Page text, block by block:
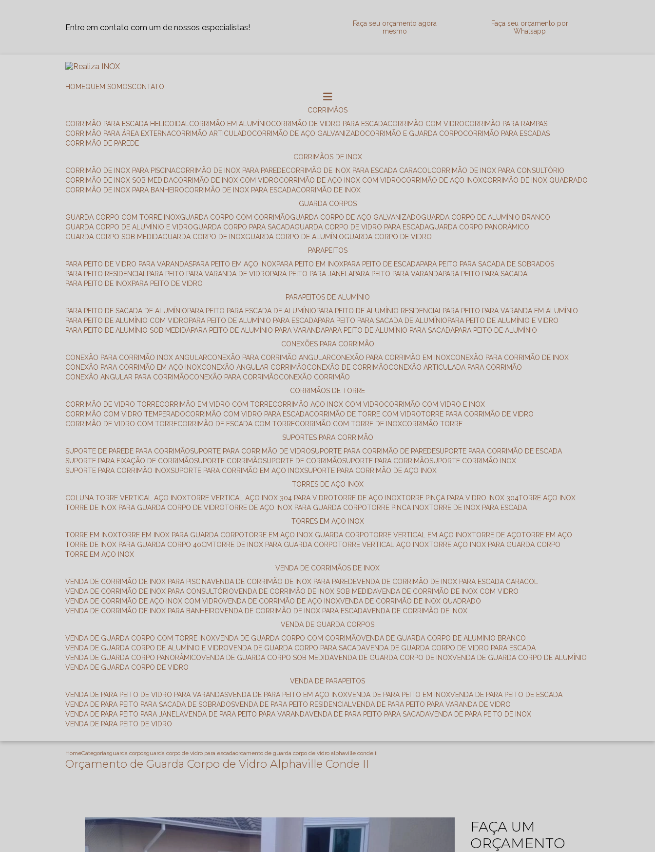
Entre em contato com um de nossos especialistas!
Faça seu orçamento agora
mesmo
Faça seu orçamento por
Whatsapp
HOME QUEM SOMOS CONTATO
CORRIMÃOS
CORRIMÃO PARA ESCADA HELICOIDAL
CORRIMÃO EM ALUMÍNIO CORRIMÃO DE VIDRO PARA ESCADA CORRIMÃO COM VIDRO
CORRIMÃO PARA RAMPAS
CORRIMÃO PARA ÁREA EXTERNA
CORRIMÃO ARTICULADO CORRIMÃO DE AÇO GALVANIZADO CORRIMÃO E GUARDA CORPO
CORRIMÃO PARA ESCADAS
CORRIMÃO DE PAREDE
CORRIMÃOS DE INOX
CORRIMÃO DE INOX PARA PISCINA
CORRIMÃO DE INOX PARA PAREDE CORRIMÃO DE INOX PARA ESCADA CARACOL
CORRIMÃO DE INOX PARA CONSULTÓRIO
CORRIMÃO DE INOX SOB MEDIDA
CORRIMÃO DE INOX COM VIDRO CORRIMÃO DE AÇO INOX COM VIDRO CORRIMÃO DE AÇO INOX
CORRIMÃO DE INOX QUADRADO
CORRIMÃO DE INOX PARA BANHEIRO
CORRIMÃO DE INOX PARA ESCADA
CORRIMÃO DE INOX
GUARDA CORPOS
GUARDA CORPO COM TORRE INOX
GUARDA CORPO COM CORRIMÃO GUARDA CORPO DE AÇO GALVANIZADO
GUARDA CORPO DE ALUMÍNIO BRANCO
GUARDA CORPO DE ALUMÍNIO E VIDRO
GUARDA CORPO PARA SACADA GUARDA CORPO DE VIDRO PARA ESCADA
GUARDA CORPO PANORÂMICO
GUARDA CORPO SOB MEDIDA
GUARDA CORPO DE INOX GUARDA CORPO DE ALUMÍNIO
GUARDA CORPO DE VIDRO
PARAPEITOS
PARA PEITO DE VIDRO PARA VARANDAS PARA PEITO EM AÇO INOX PARA PEITO EM INOX PARA PEITO DE ESCADA PARA PEITO PARA SACADA DE SOBRADOS
PARA PEITO RESIDENCIAL
PARA PEITO PARA VARANDA DE VIDRO PARA PEITO PARA JANELA PARA PEITO PARA VARANDA PARA PEITO PARA SACADA
PARA PEITO DE INOX PARA PEITO DE VIDRO
PARAPEITOS DE ALUMÍNIO
PARA PEITO DE SACADA DE ALUMÍNIO PARA PEITO PARA ESCADA DE ALUMÍNIO PARA PEITO DE ALUMÍNIO RESIDENCIAL
PARA PEITO PARA VARANDA EM ALUMÍNIO
PARA PEITO DE ALUMÍNIO COM VIDRO PARA PEITO DE ALUMÍNIO PARA ESCADA PARA PEITO PARA SACADA DE ALUMÍNIO PARA PEITO DE ALUMÍNIO E VIDRO
PARA PEITO DE ALUMÍNIO SOB MEDIDA PARA PEITO DE ALUMÍNIO PARA VARANDA PARA PEITO DE ALUMÍNIO PARA SACADA PARA PEITO DE ALUMÍNIO
CONEXÕES PARA CORRIMÃO
CONEXÃO PARA CORRIMÃO INOX ANGULAR
CONEXÃO PARA CORRIMÃO ANGULAR CONEXÃO PARA CORRIMÃO EM INOX
CONEXÃO PARA CORRIMÃO DE INOX
CONEXÃO PARA CORRIMÃO EM AÇO INOX
CONEXÃO ANGULAR CORRIMÃO CONEXÃO DE CORRIMÃO
CONEXÃO ARTICULADA PARA CORRIMÃO
CONEXÃO ANGULAR PARA CORRIMÃO
CONEXÃO PARA CORRIMÃO
CONEXÃO CORRIMÃO
CORRIMÃOS DE TORRE
CORRIMÃO DE VIDRO TORRE
CORRIMÃO EM VIDRO COM TORRE CORRIMÃO AÇO INOX COM VIDRO
CORRIMÃO COM VIDRO E INOX
CORRIMÃO COM VIDRO TEMPERADO
CORRIMÃO COM VIDRO PARA ESCADA CORRIMÃO DE TORRE COM VIDRO TORRE PARA CORRIMÃO DE VIDRO
CORRIMÃO DE VIDRO COM TORRE
CORRIMÃO DE ESCADA COM TORRE CORRIMÃO COM TORRE DE INOX
CORRIMÃO TORRE
SUPORTES PARA CORRIMÃO
SUPORTE DE PAREDE PARA CORRIMÃO
SUPORTE PARA CORRIMÃO DE VIDRO SUPORTE PARA CORRIMÃO DE PAREDE SUPORTE PARA CORRIMÃO DE ESCADA
SUPORTE PARA FIXAÇÃO DE CORRIMÃO
SUPORTE CORRIMÃO SUPORTE DE CORRIMÃO SUPORTE PARA CORRIMÃO
SUPORTE CORRIMÃO INOX
SUPORTE PARA CORRIMÃO INOX SUPORTE PARA CORRIMÃO EM AÇO INOX SUPORTE PARA CORRIMÃO DE AÇO INOX
TORRES DE AÇO INOX
COLUNA TORRE VERTICAL AÇO INOX TORRE VERTICAL AÇO INOX 304 PARA VIDRO TORRE DE AÇO INOX TORRE PINÇA PARA VIDRO INOX 304 TORRE AÇO INOX
TORRE DE INOX PARA GUARDA CORPO DE VIDRO TORRE DE AÇO INOX PARA GUARDA CORPO TORRE PINCA INOX TORRE DE INOX PARA ESCADA
TORRES EM AÇO INOX
TORRE EM INOX TORRE EM INOX PARA GUARDA CORPO TORRE EM AÇO INOX GUARDA CORPO TORRE VERTICAL EM AÇO INOX TORRE DE AÇO TORRE EM AÇO
TORRE DE INOX PARA GUARDA CORPO 40CM TORRE DE INOX PARA GUARDA CORPO TORRE VERTICAL AÇO INOX TORRE AÇO INOX PARA GUARDA CORPO
TORRE EM AÇO INOX
VENDA DE CORRIMÃOS DE INOX
VENDA DE CORRIMÃO DE INOX PARA PISCINA
VENDA DE CORRIMÃO DE INOX PARA PAREDE
VENDA DE CORRIMÃO DE INOX PARA ESCADA CARACOL
VENDA DE CORRIMÃO DE INOX PARA CONSULTÓRIO
VENDA DE CORRIMÃO DE INOX SOB MEDIDA
VENDA DE CORRIMÃO DE INOX COM VIDRO
VENDA DE CORRIMÃO DE AÇO INOX COM VIDRO
VENDA DE CORRIMÃO DE AÇO INOX
VENDA DE CORRIMÃO DE INOX QUADRADO
VENDA DE CORRIMÃO DE INOX PARA BANHEIRO
VENDA DE CORRIMÃO DE INOX PARA ESCADA
VENDA DE CORRIMÃO DE INOX
VENDA DE GUARDA CORPOS
VENDA DE GUARDA CORPO COM TORRE INOX
VENDA DE GUARDA CORPO COM CORRIMÃO
VENDA DE GUARDA CORPO DE ALUMÍNIO BRANCO
VENDA DE GUARDA CORPO DE ALUMÍNIO E VIDRO
VENDA DE GUARDA CORPO PARA SACADA
VENDA DE GUARDA CORPO DE VIDRO PARA ESCADA
VENDA DE GUARDA CORPO PANORÂMICO
VENDA DE GUARDA CORPO SOB MEDIDA VENDA DE GUARDA CORPO DE INOX
VENDA DE GUARDA CORPO DE ALUMÍNIO
VENDA DE GUARDA CORPO DE VIDRO
VENDA DE PARAPEITOS
VENDA DE PARA PEITO DE VIDRO PARA VARANDAS
VENDA DE PARA PEITO EM AÇO INOX VENDA DE PARA PEITO EM INOX
VENDA DE PARA PEITO DE ESCADA
VENDA DE PARA PEITO PARA SACADA DE SOBRADOS
VENDA DE PARA PEITO RESIDENCIAL
VENDA DE PARA PEITO PARA VARANDA DE VIDRO
VENDA DE PARA PEITO PARA JANELA
VENDA DE PARA PEITO PARA VARANDA VENDA DE PARA PEITO PARA SACADA
VENDA DE PARA PEITO DE INOX
VENDA DE PARA PEITO DE VIDRO
HomeCategoriasguarda corposguarda corpo de vidro para escadaorcamento de guarda corpo de vidro alphaville conde ii
Orçamento de Guarda Corpo de Vidro Alphaville Conde II
FAÇA UM
ORÇAMENTO